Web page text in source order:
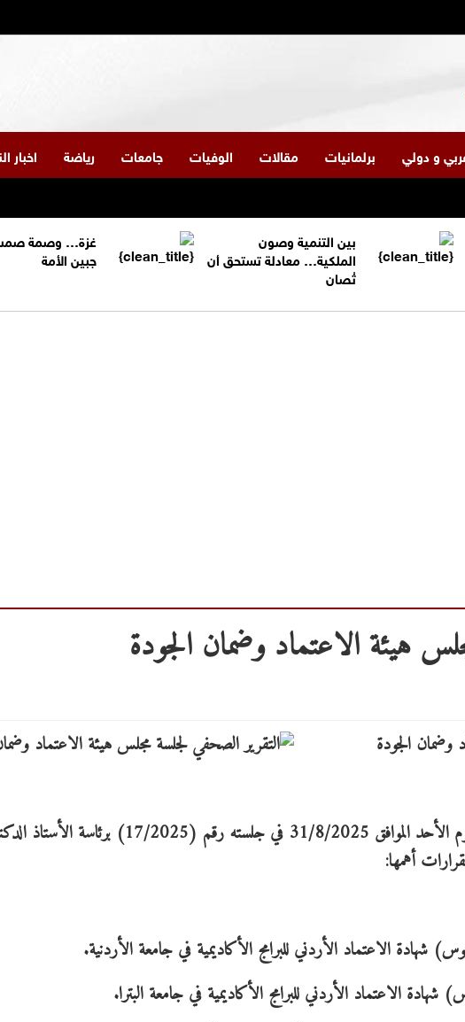
و دولي برلمانيات مقالات الوفيات جامعات رياضة اخبار
بين التنمية وصون
الملكية… معادلة تستحق أن
تُصان
غزة… وصمة
جبين الأمة
هيئة الاعتماد وضمان الجودة
وضمان الجودة
اتخذ مجلس هيئة الاعتماد وضمان الجودة يوم الأحد الموافق 31/8/2025 في جلسته رقم
أهمها:
الاعتماد الأردني للبرامج الأكاديمية في جامعة الأردنية.
الاعتماد الأردني للبرامج الأكاديمية في جامعة البترا.